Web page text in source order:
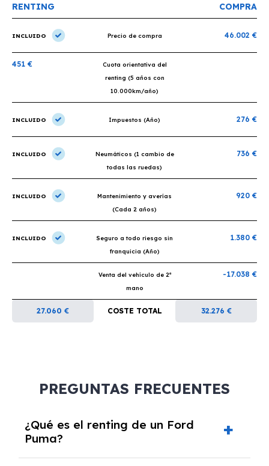
RENTING COMPRA
INCLUIDO Precio de compra 46.002 €
451 €
Cuota orientativa del
renting (5 años con
10.000km/año)
INCLUIDO Impuestos (Año) 276 €
INCLUIDO
Neumáticos (1 cambio de
todas las ruedas)
736 €
INCLUIDO
Mantenimiento y averías
(Cada 2 años)
920 €
INCLUIDO
Seguro a todo riesgo sin
franquicia (Año)
1.380 €
Venta del vehículo de 2ª
mano
-17.038 €
27.060 € COSTE TOTAL 32.276 €
PREGUNTAS FRECUENTES
¿Qué es el renting de un Ford
Puma?